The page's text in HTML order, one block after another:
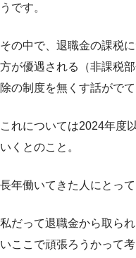
うです。
その中で、退職金の課税
方が優遇される（非課税
除の制度を無くす話がでて
これについては2024年度
いくとのこと。
長年働いてきた人にとっ
私だって退職金から取ら
いここで頑張ろうかって